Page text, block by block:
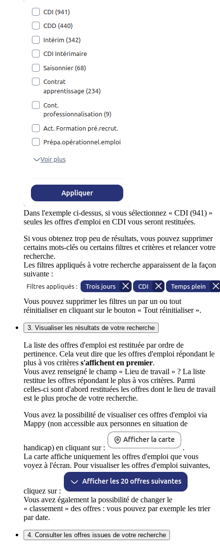
Dans l'exemple ci-dessus, si vous sélectionnez « CDI (941) »
seules les offres d'emploi en CDI vous seront restituées.
Si vous obtenez trop peu de résultats, vous pouvez supprimer
certains mots-clés ou certains filtres et critères et relancer votre
recherche.
Les filtres appliqués à votre recherche apparaissent de la façon
suivante :
Vous pouvez supprimer les filtres un par un ou tout
réinitialiser en cliquant sur le bouton « Tout réinitialiser ».
3. Visualiser les résultats de votre recherche
La liste des offres d'emploi est restituée par ordre de
pertinence. Cela veut dire que les offres d'emploi répondant le
plus à vos critères s'affichent en premier.
Vous avez renseigné le champ « Lieu de travail » ? La liste
restitue les offres répondant le plus à vos critères. Parmi
celles-ci sont d'abord restituées les offres dont le lieu de travail
est le plus proche de votre recherche.
Vous avez la possibilité de visualiser ces offres d'emploi via
Mappy (non accessible aux personnes en situation de
handicap) en cliquant sur :
.
La carte affiche uniquement les offres d'emploi que vous
voyez à l'écran. Pour visualiser les offres d'emploi suivantes,
cliquez sur :
Vous avez également la possibilité de changer le
« classement » des offres : vous pouvez par exemple les trier
par date.
4. Consulter les offres issues de votre recherche